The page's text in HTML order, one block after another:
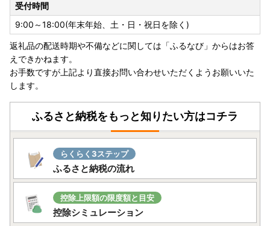
受付時間
9:00～18:00(年末年始、土・日・祝日を除く)
返礼品の配送時期や不備などに関しては「ふるなび」からはお答
えできかねます。
お手数ですが上記より直接お問い合わせいただくようお願いいた
します。
ふるさと納税をもっと知りたい方はコチラ
らくらく3ステップ
ふるさと納税の流れ
控除上限額の限度額と目安
控除シミュレーション